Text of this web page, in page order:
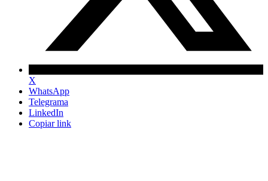
X
WhatsApp
Telegrama
LinkedIn
Copiar link